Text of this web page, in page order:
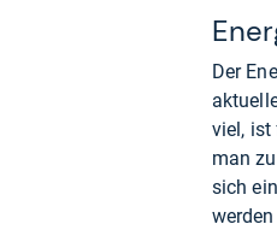
Der
viel, ist
man
sich